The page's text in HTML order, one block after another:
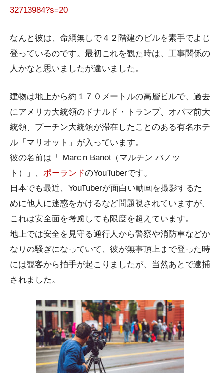
32713984?s=20
なんと彼は、命綱無しで４２階建のビルを素手でよじ
登っているのです。最初これを観た時は、工事関係の
人かなと思いましたが違いました。
建物は地上から約１７０メートルの高層ビルで、過去
にアメリカ大統領のドナルド・トランプ、オバマ前大
統領、プーチン大統領が滞在したことのある有名ホテ
ル「マリオット」が入っています。
彼の名前は「 Marcin Banot（マルチン バノッ
ト）」、 ポーランドのYouTuberです。
日本でも最近、YouTuberが面白い動画を撮影するた
めに他人に迷惑をかけるなど問題視されていますが、
これは安全面を考慮しても限度を超えています。
地上では安全を見守る通行人から警察や消防車などか
なりの騒ぎになっていて、彼が無事頂上まで登った時
には観客から拍手が起こりましたが、当然あとで逮捕
されました。